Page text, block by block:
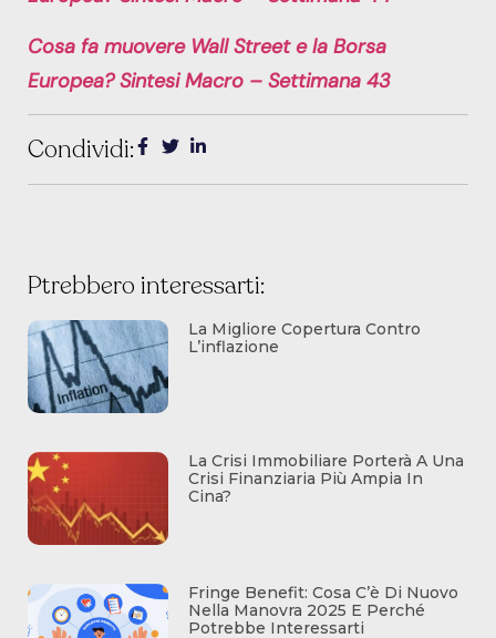
Cosa fa muovere Wall Street e la Borsa
Europea? Sintesi Macro – Settimana 43
Condividi:
Ptrebbero interessarti:
La Migliore Copertura Contro
L’inflazione
La Crisi Immobiliare Porterà A Una
Crisi Finanziaria Più Ampia In
Cina?
Fringe Benefit: Cosa C’è Di Nuovo
Nella Manovra 2025 E Perché
Potrebbe Interessarti